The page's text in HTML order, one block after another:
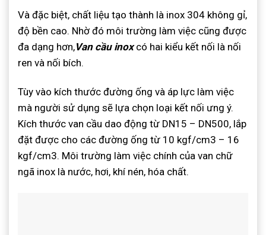
Và đặc biệt, chất liệu tạo thành là inox 304 không gỉ,
độ bền cao. Nhờ đó môi trường làm việc cũng được
đa dạng hơn,Van cầu inoxcó hai kiểu kết nối là nối
ren và nối bích.
Tùy vào kích thước đường ống và áp lực làm việc
mà người sử dụng sẽ lựa chọn loại kết nối ưng ý.
Kích thước van cầu dao động từ DN15 – DN500, lắp
đặt được cho các đường ống từ 10 kgf/cm3 – 16
kgf/cm3. Môi trường làm việc chính của van chữ
ngã inox là nước, hơi, khí nén, hóa chất.